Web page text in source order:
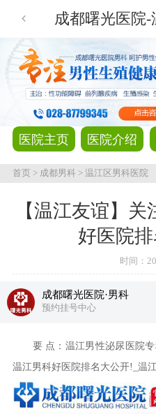
成都曙光医院
医院主页 医院介绍
首页> 成都男科> 温江区男科医院
【温江友谊】
好医院
时间：
成都曙光医院·男科
预约挂号中心
要 点：温江男性泌尿医院专
温江男科好医院排名大公开!_温